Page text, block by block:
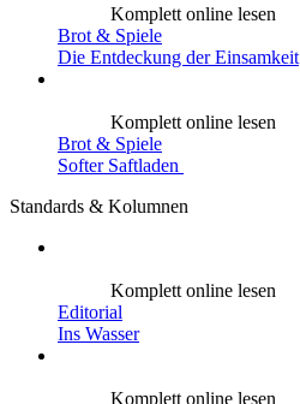
Komplett online lesen
Brot & Spiele
Die Entdeckung der Einsamkeit
Komplett online lesen
Brot & Spiele
Softer Saftladen
Standards & Kolumnen
Komplett online lesen
Editorial
Ins Wasser
Komplett online lesen